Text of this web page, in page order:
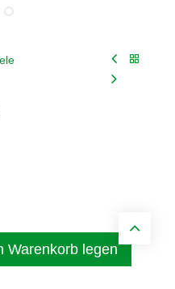
Warenkorb legen